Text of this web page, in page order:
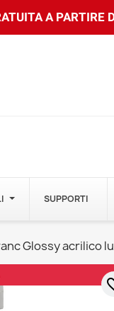
A PARTIRE
SUPPORTI
Glossy acrilico